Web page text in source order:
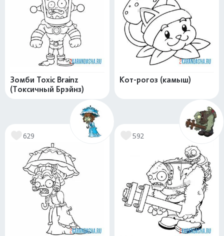
Зомби Toxic Brainz
(Токсичный Брэйнз)
Кот-рогоз (камыш)
629 592